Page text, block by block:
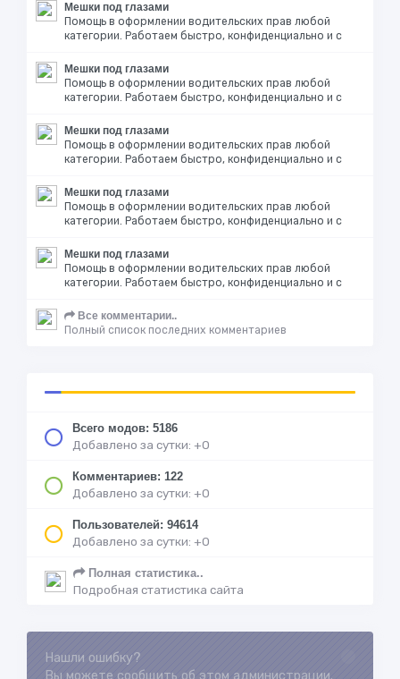
Мешки под глазами
Помощь в оформлении водительских прав любой
категории. Работаем быстро, конфиденциально и с
Мешки под глазами
Помощь в оформлении водительских прав любой
категории. Работаем быстро, конфиденциально и с
Мешки под глазами
Помощь в оформлении водительских прав любой
категории. Работаем быстро, конфиденциально и с
Мешки под глазами
Помощь в оформлении водительских прав любой
категории. Работаем быстро, конфиденциально и с
Мешки под глазами
Помощь в оформлении водительских прав любой
категории. Работаем быстро, конфиденциально и с
Все комментарии..
Полный список последних комментариев
Всего модов: 5186
Добавлено за сутки: +0
Комментариев: 122
Добавлено за сутки: +0
Пользователей: 94614
Добавлено за сутки: +0
Полная статистика..
Подробная статистика сайта
Нашли ошибку?
Вы можете сообщить об этом администрации.